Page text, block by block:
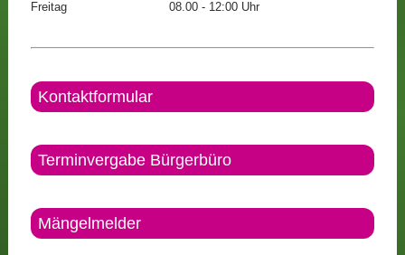
Freitag
08.00 - 12:00 Uhr
Kontaktformular
Terminvergabe Bürgerbüro
Mängelmelder